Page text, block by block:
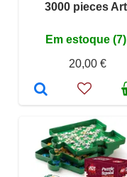
3000 pieces Art
Em estoque (7)
20,00 €